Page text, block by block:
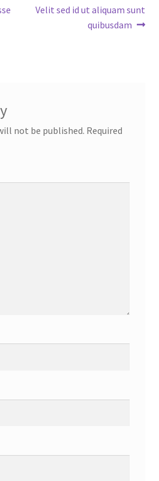
Next
Velit sed id ut aliquam sunt
quibusdam
not be published. Required